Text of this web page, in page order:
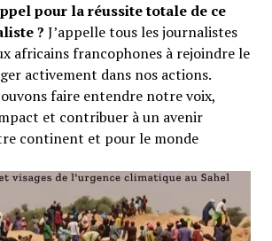
pour la réussite totale de ce
? J’appelle tous les journalistes
africains francophones à rejoindre le
activement dans nos actions.
faire entendre notre voix,
et contribuer à un avenir
continent et pour le monde